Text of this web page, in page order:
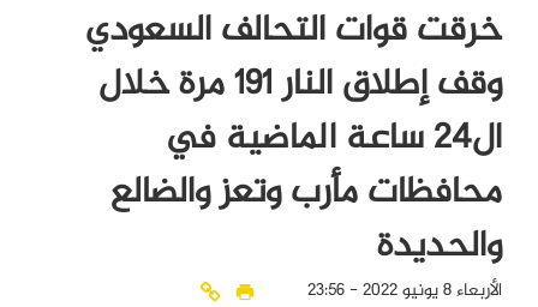
خرقت قوات التحالف السعودي
وقف إطلاق النار ١٩١ مرة خلال
ال٢٤ ساعة الماضية في
محافظات مأرب وتعز والضالع
والحديدة
الأربعاء 8 يونيو 2022 - 23:56